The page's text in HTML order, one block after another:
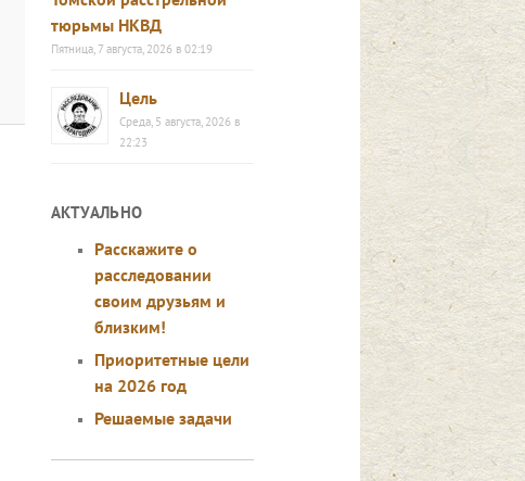
тюрьмы НКВД
Пятница, 7 августа, 2026 в 02:19
Цель
Среда, 5 августа, 2026 в
22:23
АКТУАЛЬНО
Расскажите о
расследовании
своим друзьям и
близким!
Приоритетные цели
на 2026 год
Решаемые задачи